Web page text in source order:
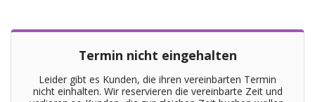
Termin nicht eingehalten
Leider gibt es Kunden, die ihren vereinbarten Termin
nicht einhalten. Wir reservieren die vereinbarte Zeit und